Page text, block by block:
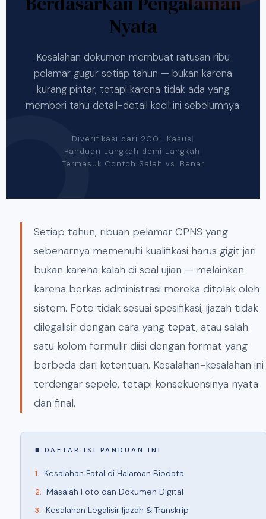
Nyata
Kesalahan dokumen membuat ratusan ribu
pelamar gugur setiap tahun — bukan karena
kurang pintar, tetapi karena tidak ada yang
memberi tahu detail-detail kecil ini sebelumnya.
Diverifikasi dari 200+ Kasus|
Panduan Langkah demi Langkah|
Termasuk Contoh Salah vs. Benar
Setiap tahun, ribuan pelamar CPNS yang
sebenarnya memenuhi kualifikasi harus gigit jari
bukan karena kalah di soal ujian — melainkan
karena berkas administrasi mereka ditolak oleh
sistem. Foto tidak sesuai spesifikasi, ijazah tidak
dilegalisir dengan cara yang tepat, atau salah
satu kolom formulir diisi dengan format yang
berbeda dari ketentuan. Kesalahan-kesalahan ini
terdengar sepele, tetapi konsekuensinya nyata
dan final.
■ DAFTAR ISI PANDUAN INI
Kesalahan Fatal di Halaman Biodata
Masalah Foto dan Dokumen Digital
Kesalahan Legalisir Ijazah & Transkrip